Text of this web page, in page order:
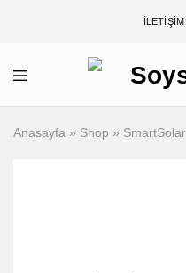
Anasayfa » Shop »